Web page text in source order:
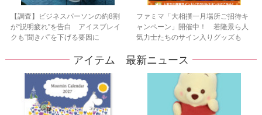
【調査】ビジネスパーソンの約8割
が“説明疲れ”を告白 アイスブレイ
クも“聞きパ”を下げる要因に
ファミマ「大相撲一月場所ご招待キ
ャンペーン」開催中！ 若隆景ら人
気力士たちのサイン入りグッズも
アイテム 最新ニュース